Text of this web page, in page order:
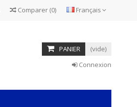
Français
Comparer (0)
PANIER
(vide)
Connexion